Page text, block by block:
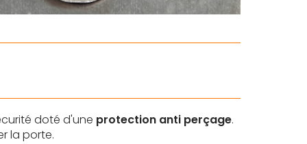
doté d'une protection anti perçage.
la porte.